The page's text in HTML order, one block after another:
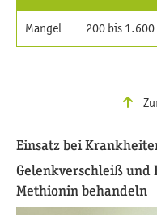
Mangel 200 bis
Einsatz bei
Gelenkverschleiß und
Methionin behandeln